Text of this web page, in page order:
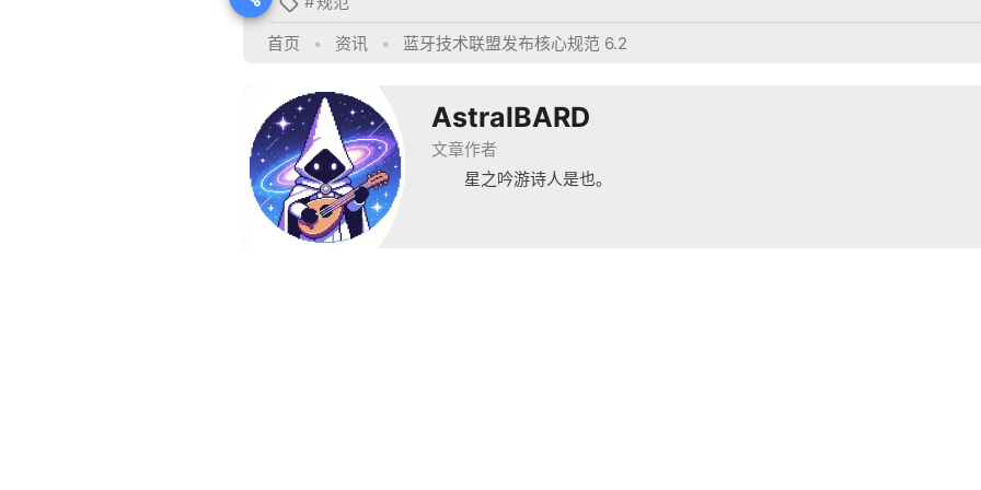
首页
• 资讯 • 蓝牙技术联盟发布核心规范 6.2
AstralBARD
文章作者
星之吟游诗人是也。